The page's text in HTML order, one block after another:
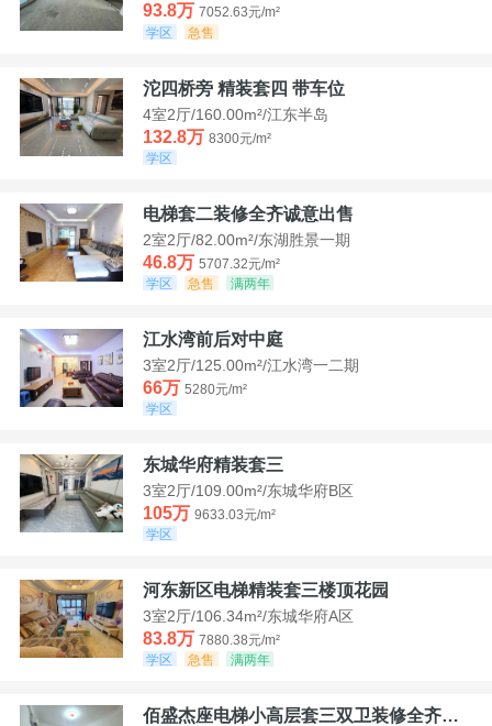
93.8万 7052.63元/m²
学区
急售
沱四桥旁 精装套四 带车位
4室2厅/160.00m²/江东半岛
132.8万 8300元/m²
学区
电梯套二装修全齐诚意出售
2室2厅/82.00m²/东湖胜景一期
46.8万 5707.32元/m²
学区
急售 满两年
江水湾前后对中庭
3室2厅/125.00m²/江水湾一二期
66万 5280元/m²
学区
东城华府精装套三
3室2厅/109.00m²/东城华府B区
105万 9633.03元/m²
学区
河东新区电梯精装套三楼顶花园
3室2厅/106.34m²/东城华府A区
83.8万 7880.38元/m²
学区
急售 满两年
佰盛杰座电梯小高层套三双卫装修全齐诚意出售